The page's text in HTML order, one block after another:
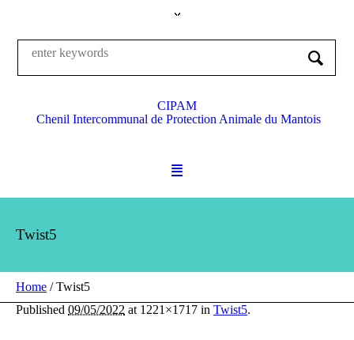
CIPAM
Chenil Intercommunal de Protection Animale du Mantois
Twist5
Home /Twist5
Published 09/05/2022 at 1221×1717 in Twist5.